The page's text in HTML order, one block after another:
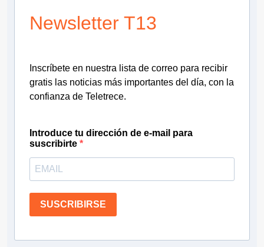
Newsletter T13
Inscríbete en nuestra lista de correo para recibir
gratis las noticias más importantes del día, con la
confianza de Teletrece.
Introduce tu dirección de e-mail para
suscribirte
SUSCRIBIRSE